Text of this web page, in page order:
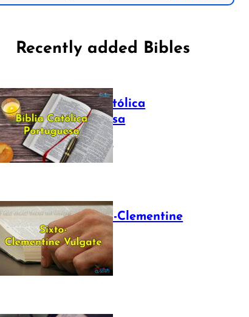
Recently added Bibles
Bíblia Católica
Portuguesa
July 16, 2025
The Sixto-Clementine
Vulgate
July 12, 2025